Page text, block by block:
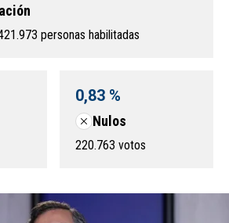
personas habilitadas
0,83 %
Nulos
220.763 votos